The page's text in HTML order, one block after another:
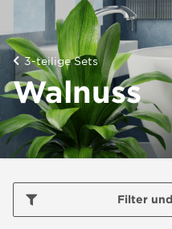
3-teilige Sets
Walnuss
Filter